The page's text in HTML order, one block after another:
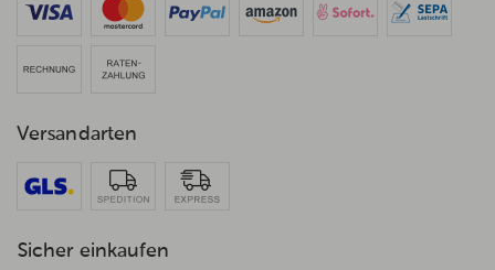
Versandarten
Sicher einkaufen